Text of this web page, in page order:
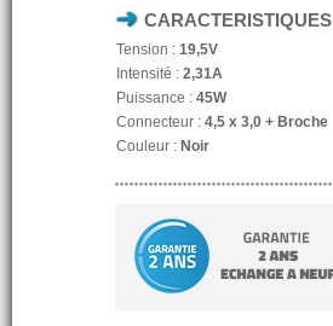
CARACTERISTIQUES
Tension : 19,5V
Intensité : 2,31A
Puissance : 45W
Connecteur : 4,5 x 3,0 + Broche
Couleur : Noir